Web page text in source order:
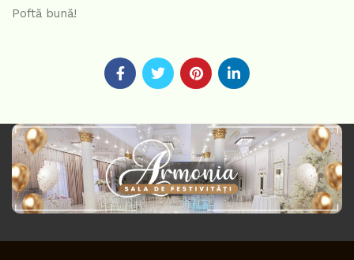
Poftă bună!